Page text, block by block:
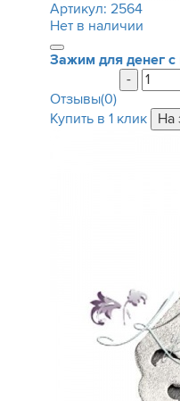
Артикул: 2564
Нет в наличии
Зажим для денег
-
Отзывы(0)
Купить в 1 клик